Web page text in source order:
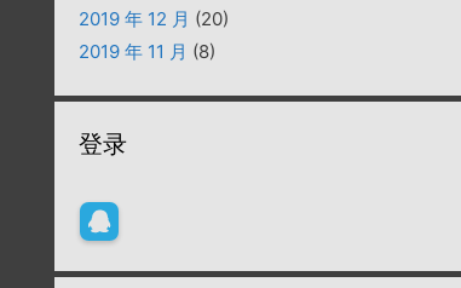
2019 年 12 月 (20)
2019 年 11 月 (8)
登录